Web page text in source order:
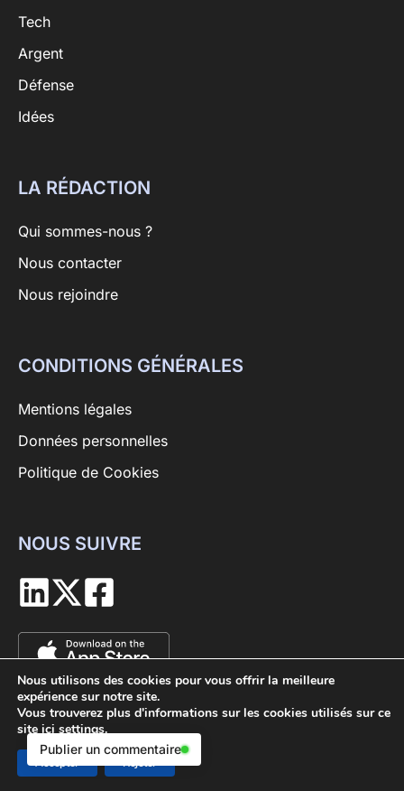
Tech
Argent
Défense
Idées
LA RÉDACTION
Qui sommes-nous ?
Nous contacter
Nous rejoindre
CONDITIONS GÉNÉRALES
Mentions légales
Données personnelles
Politique de Cookies
NOUS SUIVRE
Copyright ©QDE 2026
Publier un commentaire
Nous utilisons des cookies pour vous offrir la meilleure
expérience sur notre site.
Vous trouverez plus d'informations sur les cookies utilisés sur ce
site icisettings.
Accepter Rejeter